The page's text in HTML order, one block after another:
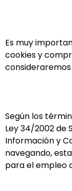
Es muy
cookies y
Según los
Ley 34/2002 de
Información y
navegando,
para el empleo